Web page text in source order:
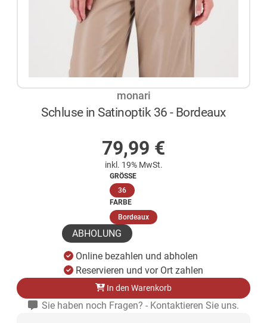
monari
Schluse in Satinoptik 36 - Bordeaux
79,99 €
inkl. 19% MwSt.
GRÖSSE
36(ausgewählt)
FARBE
Bordeaux(ausgewählt)
ABHOLUNG
Online bezahlen und abholen
Reservieren und vor Ort zahlen
In den Warenkorb
Sie haben noch Fragen? - Kontaktieren Sie uns.